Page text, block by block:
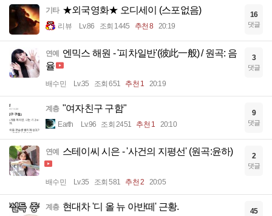
기타 ★외국영화★ 오디세이 (스포없음)
리뷰 Lv.86 조회 1445 추천 8 20:19
16
댓글
연예 엔믹스 해원 - '피차일반'(彼此一般) / 원곡: 음
율
배수민 Lv.35 조회 651 추천 1 20:19
3
댓글
계층 "여자친구 구함"
Earth Lv.96 조회 2451 추천 1 20:10
9
댓글
연예 스테이씨 시은 - '사건의 지평선' (원곡:윤하)
배수민 Lv.35 조회 581 추천 2 20:05
2
댓글
계층 현대차 '디 올 뉴 아반떼' 근황. 45